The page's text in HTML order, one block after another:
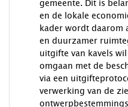
gemeente. Dit is
en de lokale
kader wordt daarom
en duurzamer
uitgifte van kavels
omgaan met de
via een
verwerking van de